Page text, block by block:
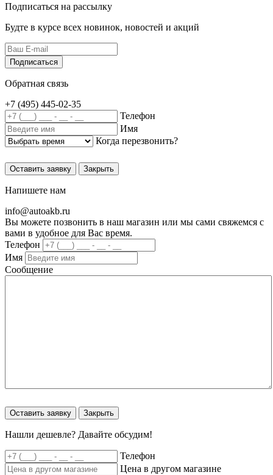
Подписаться на рассылку
Будте в курсе всех новинок, новостей и акций
Подписаться
Обратная связь
+7 (495) 445-02-35
Телефон
Имя
Когда перезвонить?
Оставить заявку Закрыть
Напишете нам
info@autoakb.ru
Вы можете позвонить в наш магазин или мы сами свяжемся с
вами в удобное для Вас время.
Телефон
Имя
Сообщение
Оставить заявку Закрыть
Нашли дешевле? Давайте обсудим!
Телефон
Цена в другом магазине